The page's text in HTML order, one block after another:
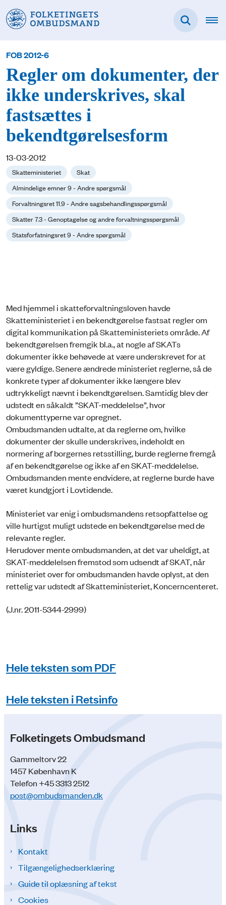
FOB 2012-6
Regler om dokumenter, der
ikke underskrives, skal
fastsættes i
bekendtgørelsesform
13-03-2012
Skatteministeriet
Skat
Almindelige emner 9 - Andre spørgsmål
Forvaltningsret 11.9 - Andre sagsbehandlingsspørgsmål
Skatter 7.3 - Genoptagelse og andre forvaltningsspørgsmål
Statsforfatningsret 9 - Andre spørgsmål
Med hjemmel i skatteforvaltningsloven havde
Skatteministeriet i en bekendtgørelse fastsat regler om
digital kommunikation på Skatteministeriets område. Af
bekendtgørelsen fremgik bl.a., at nogle af SKATs
dokumenter ikke behøvede at være underskrevet for at
være gyldige. Senere ændrede ministeriet reglerne, så de
konkrete typer af dokumenter ikke længere blev
udtrykkeligt nævnt i bekendtgørelsen. Samtidig blev der
udstedt en såkaldt ”SKAT-meddelelse”, hvor
dokumenttyperne var opregnet.
Ombudsmanden udtalte, at da reglerne om, hvilke
dokumenter der skulle underskrives, indeholdt en
normering af borgernes retsstilling, burde reglerne fremgå
af en bekendtgørelse og ikke af en SKAT-meddelelse.
Ombudsmanden mente endvidere, at reglerne burde have
været kundgjort i Lovtidende.
Ministeriet var enig i ombudsmandens retsopfattelse og
ville hurtigst muligt udstede en bekendtgørelse med de
relevante regler.
Herudover mente ombudsmanden, at det var uheldigt, at
SKAT-meddelelsen fremstod som udsendt af SKAT, når
ministeriet over for ombudsmanden havde oplyst, at den
rettelig var udstedt af Skatteministeriet, Koncerncenteret.
(J.nr. 2011-5344-2999)
Hele teksten som PDF
Hele teksten i Retsinfo
Folketingets Ombudsmand
Gammeltorv 22
1457 København K
Telefon +45 3313 2512
post@ombudsmanden.dk
Links
Kontakt
Tilgængelighedserklæring
Guide til oplæsning af tekst
Cookies